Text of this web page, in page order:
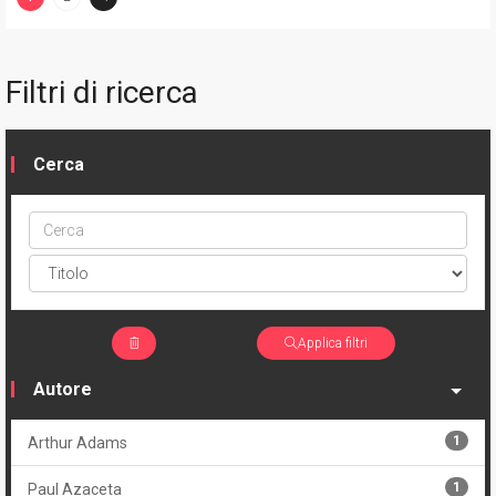
Filtri di ricerca
Cerca
Cerca
ptype
Applica filtri
Autore
Arthur Adams 1
Paul Azaceta 1